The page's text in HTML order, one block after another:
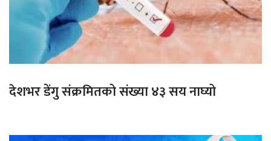
देशभर डेंगु संक्रमितको संख्या ४३ सय नाघ्यो